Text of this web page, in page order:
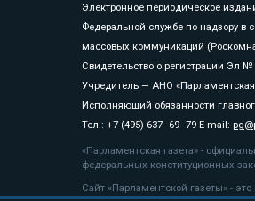
Электронное периодическое
Федеральной службе по надзору в
массовых коммуникаций
Свидетельство о регистрации Эл
Учредитель — АНО «Парламентская
Исполняющий обязанности
Тел.: +7 (495) 637–69–79 E-mail:
«Парламентская газета» -
федеральных конституционных
Сайт «Парламентской газеты» -